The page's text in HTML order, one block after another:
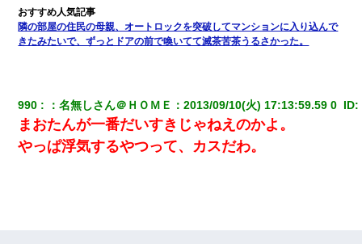
隣の部屋の住民の母親、オートロックを突破してマンションに入り込んで
きたみたいで、ずっとドアの前で喚いてて滅茶苦茶うるさかった。
990 ：名無しさん＠ＨＯＭＥ ：2013/09/10(火) 17:13:59.59 0 ID:
まおたんが一番だいすきじゃねえのかよ。
やっぱ浮気するやつって、カスだわ。